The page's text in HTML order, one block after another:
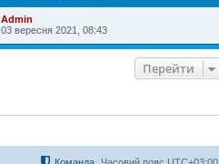
Admin
03 вересня 2021, 08:43
Перейти